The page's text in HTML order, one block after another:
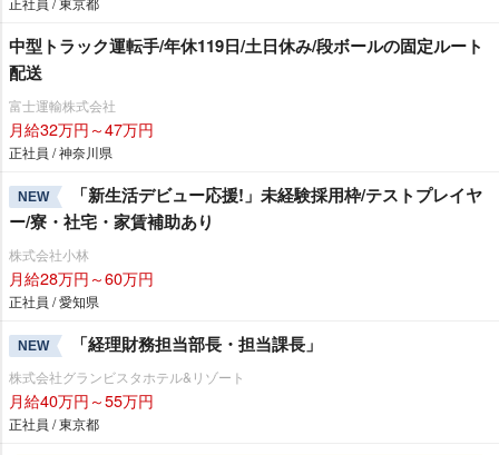
中型トラック運転手/年休119日/土日休み/段ボールの固定ルート
配送
富士運輸株式会社
月給32万円～47万円
正社員 / 神奈川県
NEW
「新生活デビュー応援!」未経験採用枠/テストプレイヤ
ー/寮・社宅・家賃補助あり
株式会社小林
月給28万円～60万円
正社員 / 愛知県
NEW 「経理財務担当部長・担当課長」
株式会社グランビスタホテル&リゾート
月給40万円～55万円
正社員 / 東京都